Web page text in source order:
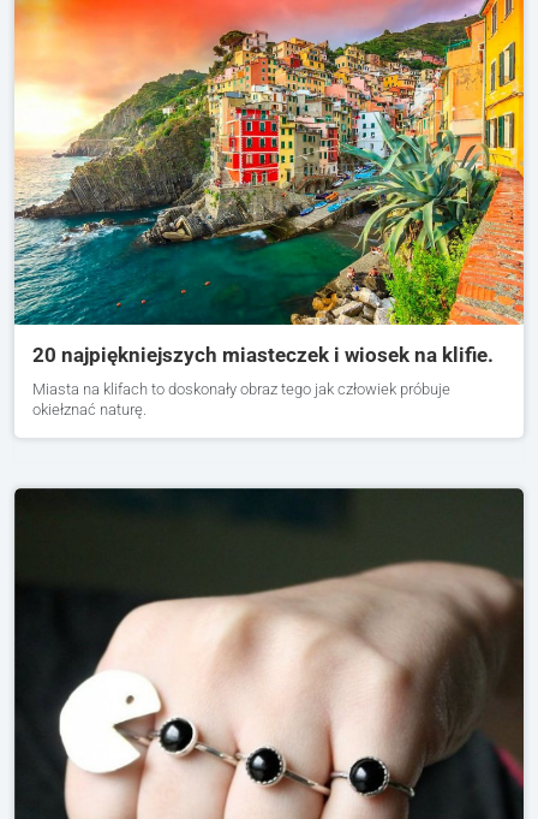
20 najpiękniejszych miasteczek i wiosek na klifie.
Miasta na klifach to doskonały obraz tego jak człowiek próbuje
okiełznać naturę.